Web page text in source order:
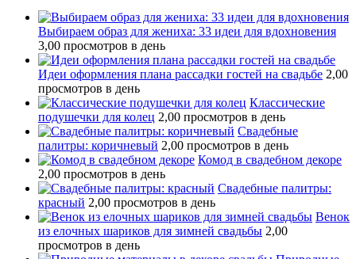
Выбираем образ для жениха: 33 идеи для вдохновения
3,00 просмотров в день
Идеи оформления плана рассадки гостей на свадьбе 2,00
просмотров в день
Классические
подушечки для колец 2,00 просмотров в день
Свадебные
палитры: коричневый 2,00 просмотров в день
Комод в свадебном декоре
2,00 просмотров в день
Свадебные палитры:
красный 2,00 просмотров в день
Венок
из елочных шариков для зимней свадьбы 2,00
просмотров в день